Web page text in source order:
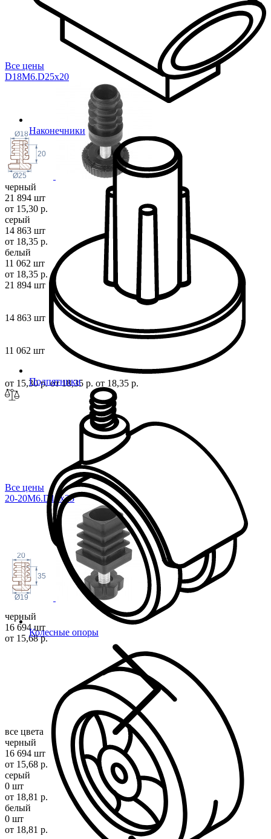
Наконечники
Подпятники
Колесные опоры
Все цены
D18M6.D25x20
Ø25
20
Ø18
черный
21 894 шт
от 15,30 р.
серый
14 863 шт
от 18,35 р.
белый
11 062 шт
от 18,35 р.
21 894 шт
14 863 шт
11 062 шт
от 15,30 р.от 18,35 р. от 18,35 р.
Все цены
20-20M6.D19x35
20
35
Ø19
черный
16 694 шт
от 15,68 р.
все цвета
черный
16 694 шт
от 15,68 р.
серый
0 шт
от 18,81 р.
белый
0 шт
от 18,81 р.